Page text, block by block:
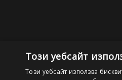
Този уебсайт
Този уебсайт използва